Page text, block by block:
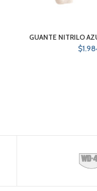
GUANTE NITRILO
$